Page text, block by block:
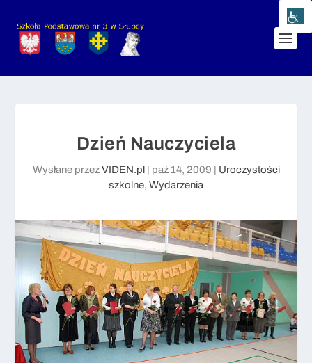
Dzień Nauczyciela
Wysłane przezVIDEN.pl paź 14, 2009
Uroczystości
szkolne, Wydarzenia